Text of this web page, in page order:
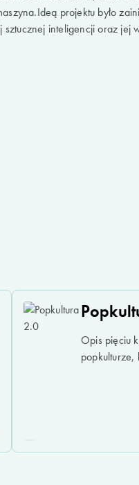
projektu było
inteligencji oraz jej
Opis pięciu